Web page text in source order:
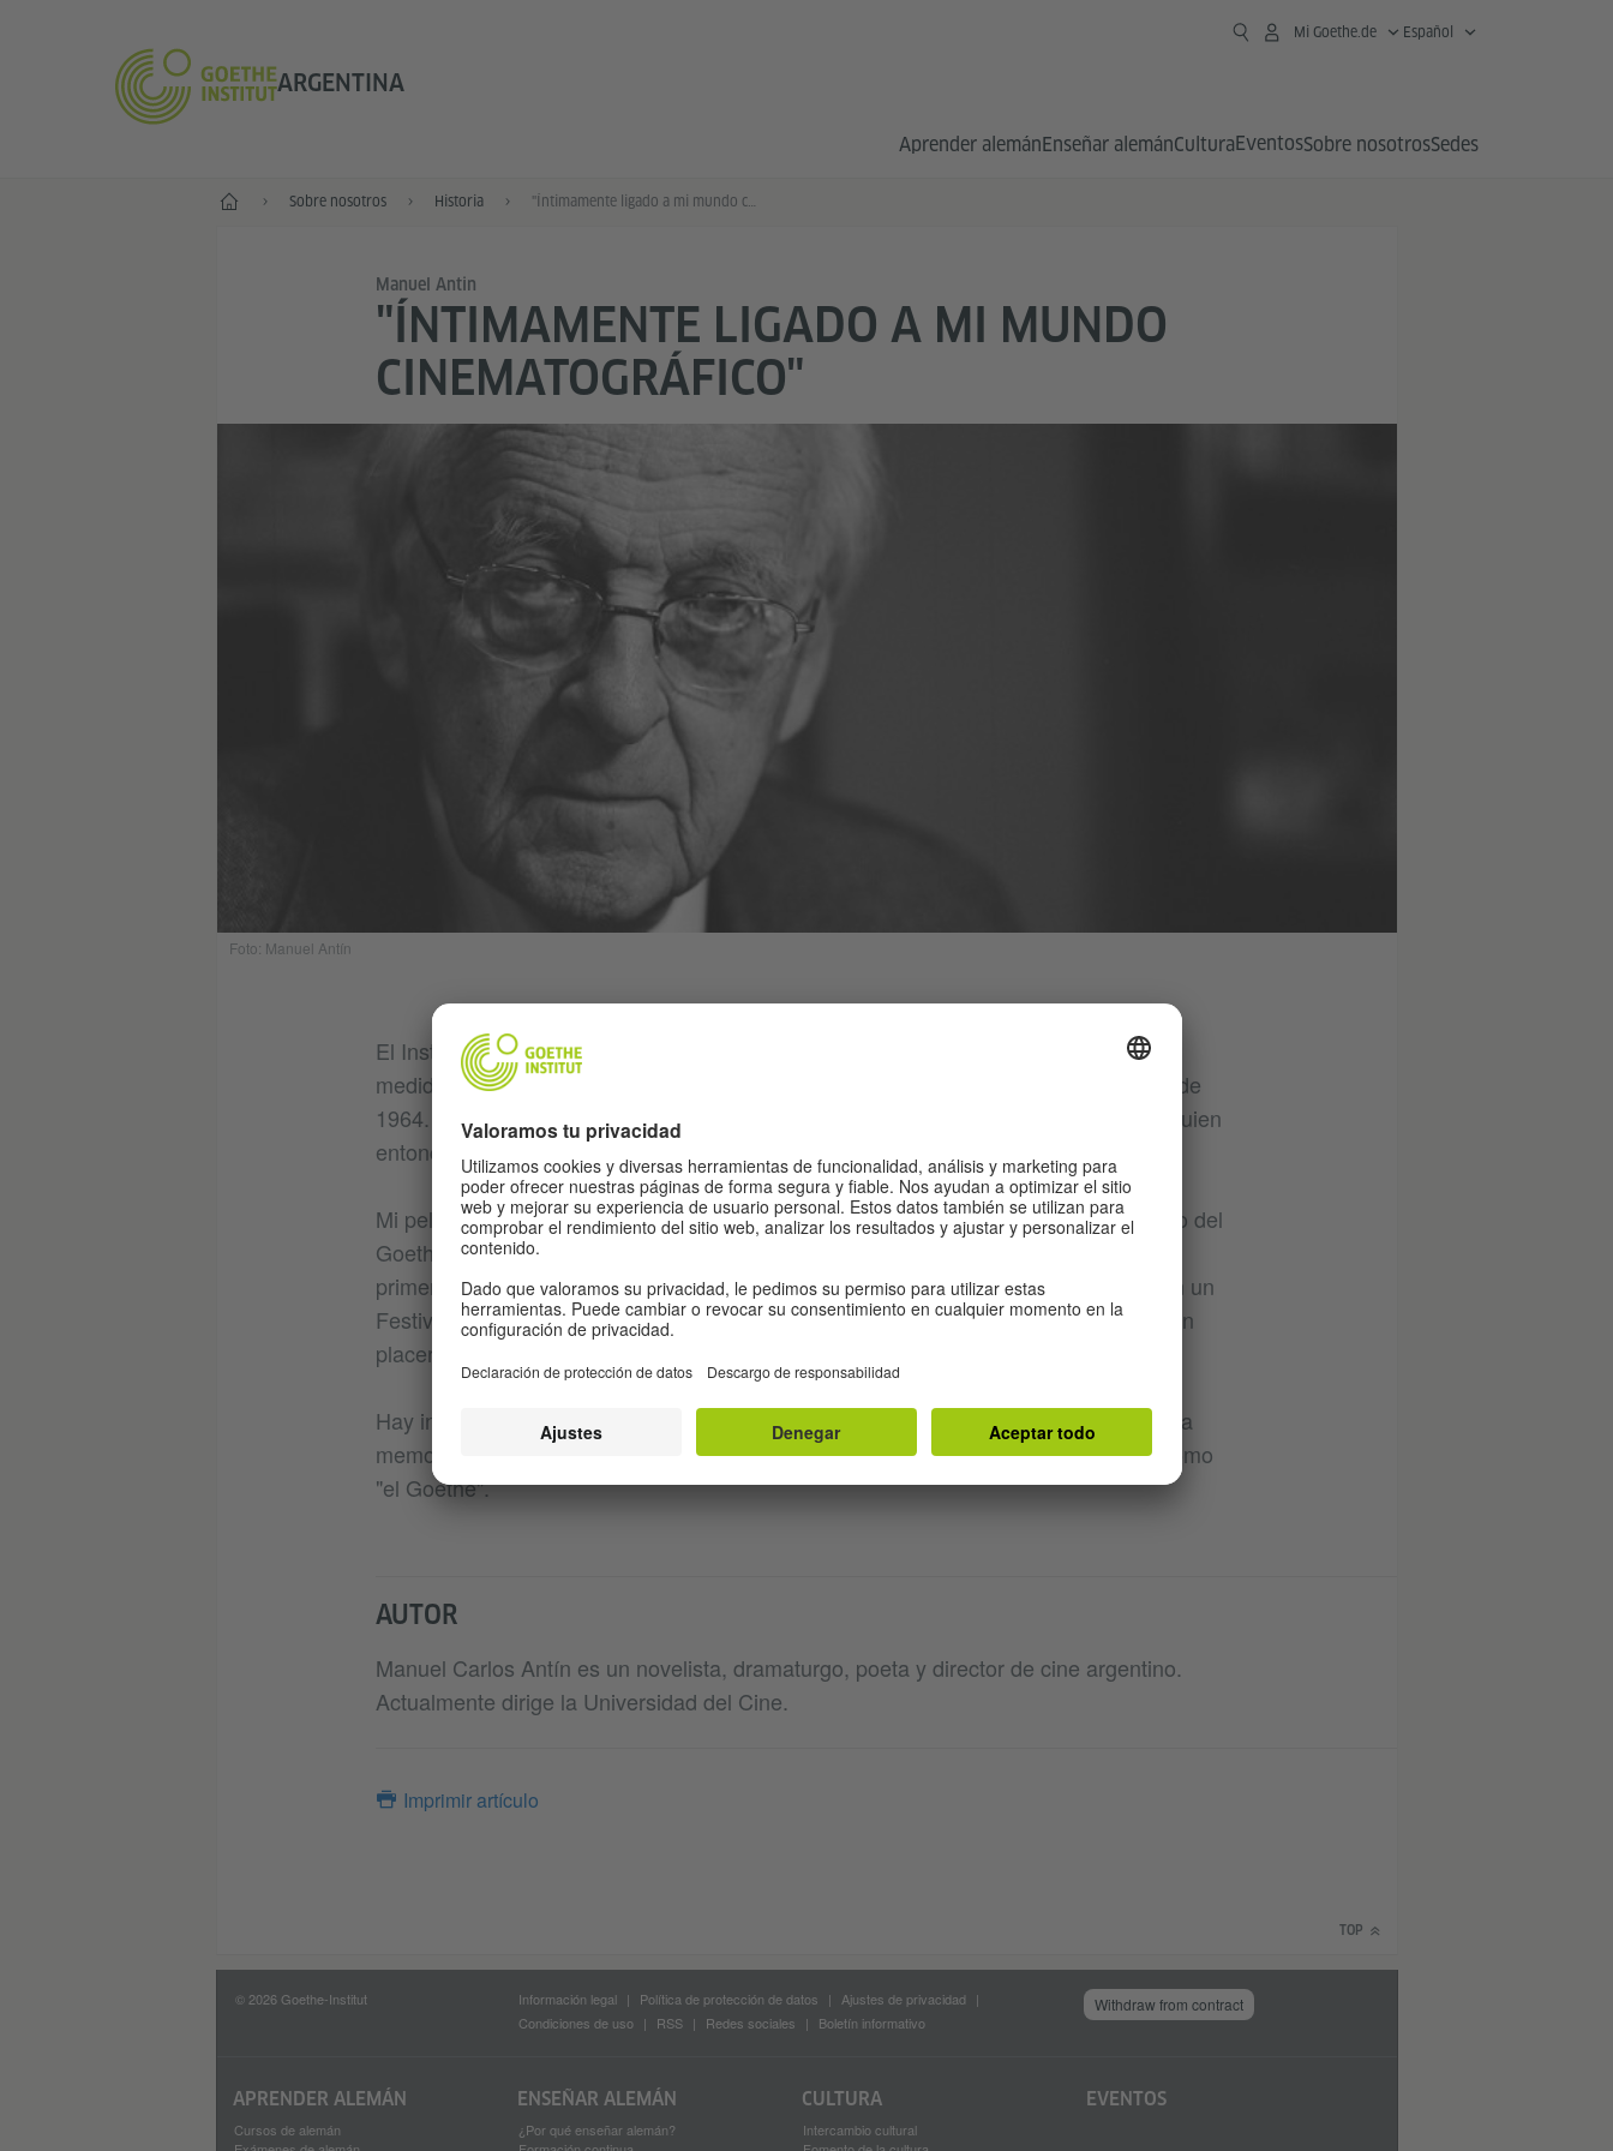
ARGENTINA
Mi Goethe.de Español
Aprender alemánEnseñar alemánCulturaEventosSobre nosotrosSedes
Inicio Sobre nosotros Historia "Íntimamente ligado a mi mundo cinematográfico"
Manuel Antin
"ÍNTIMAMENTE LIGADO A MI MUNDO
CINEMATOGRÁFICO"
Foto: Manuel Antín
El Instituto Goethe está íntimamente ligado a mi mundo cinematográfico: en alguna
medida gracias a él, conocí el Festival internacional de Cine de Berlín allá por junio de
1964. Eran mis primeros pasos en el cine y nunca olvido que fueron alentados por quien
entonces estaba a cargo de la gestión cultural del instituto: Gabriela Massuh.
Mi película Circe, versión fílmica del cuento de Julio Cortázar, el invalorable respaldo del
Goethe y del Instituto de Cine de la Argentina, me depositaron armoniosamente por
primera vez en Berlín, una bellísima ciudad en aquellos tiempos partida en dos, y en un
Festival que por motivos siempre cinematográficos continuaría visitando después con
placer y frecuencia.
Hay instituciones que uno nunca olvida, que permanecen grabadas por siempre en la
memoria, en mi caso una de ellas es la que siempre menciono casi familiarmente como
"el Goethe".
AUTOR
Manuel Carlos Antín es un novelista, dramaturgo, poeta y director de cine argentino.
Actualmente dirige la Universidad del Cine.
Imprimir artículo
TOP
© 2026 Goethe-Institut Información legal Política de protección de datos
Ajustes de privacidad
Condiciones de uso
RSS Redes sociales Boletín informativo
Withdraw from contract
APRENDER ALEMÁN
Cursos de alemán
ENSEÑAR ALEMÁN
¿Por qué enseñar alemán?
CULTURA
Intercambio cultural
EVENTOS